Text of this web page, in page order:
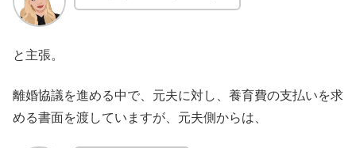
と主張。
離婚協議を進める中で、元夫に対し、養育費の支払いを求
める書面を渡していますが、元夫側からは、